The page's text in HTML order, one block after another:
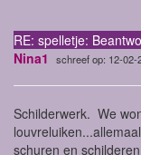
RE: spelletje:
Nina1
schreef op: 12-02-
Schilderwerk. We
schuren en